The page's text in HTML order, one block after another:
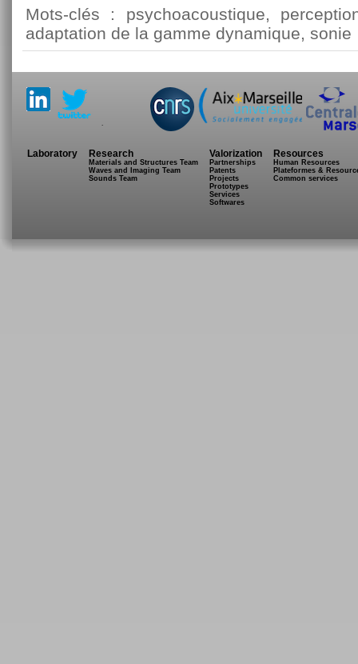
Mots-clés : psychoacoustique,
adaptation de la gamme dynamique, sonie
.
Laboratory Research
Materials and Structures Team
Waves and Imaging Team
Sounds Team
Valorization
Partnerships
Patents
Projects
Prototypes
Services
Softwares
Resources
Human Resources
Plateformes &
Common services